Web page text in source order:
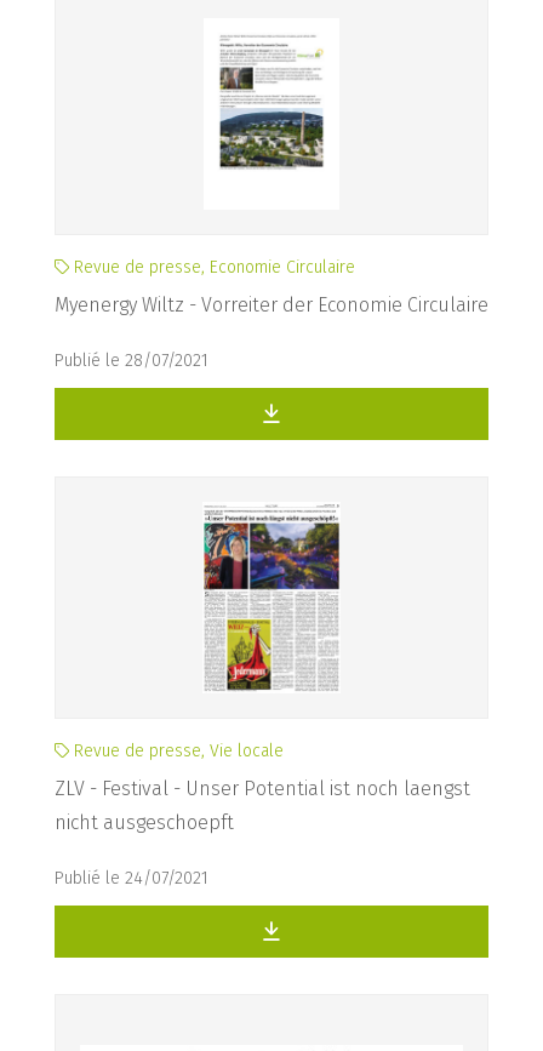
Revue de presse, Economie Circulaire
Myenergy Wiltz - Vorreiter der Economie Circulaire
Publié le 28/07/2021
Revue de presse, Vie locale
ZLV - Festival - Unser Potential ist noch laengst
nicht ausgeschoepft
Publié le 24/07/2021